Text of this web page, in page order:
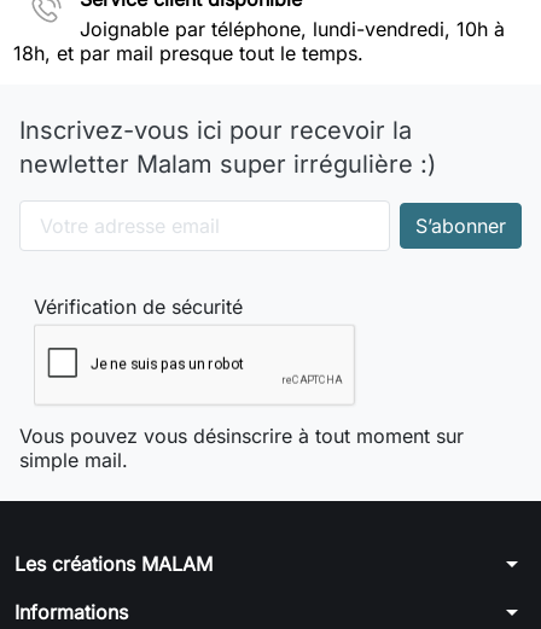
Joignable par téléphone, lundi-vendredi, 10h à
18h, et par mail presque tout le temps.
Inscrivez-vous ici pour recevoir la
newletter Malam super irrégulière :)
Vérification de sécurité
Vous pouvez vous désinscrire à tout moment sur
simple mail.
Les créations MALAM arrow_drop_down
Informations arrow_drop_down